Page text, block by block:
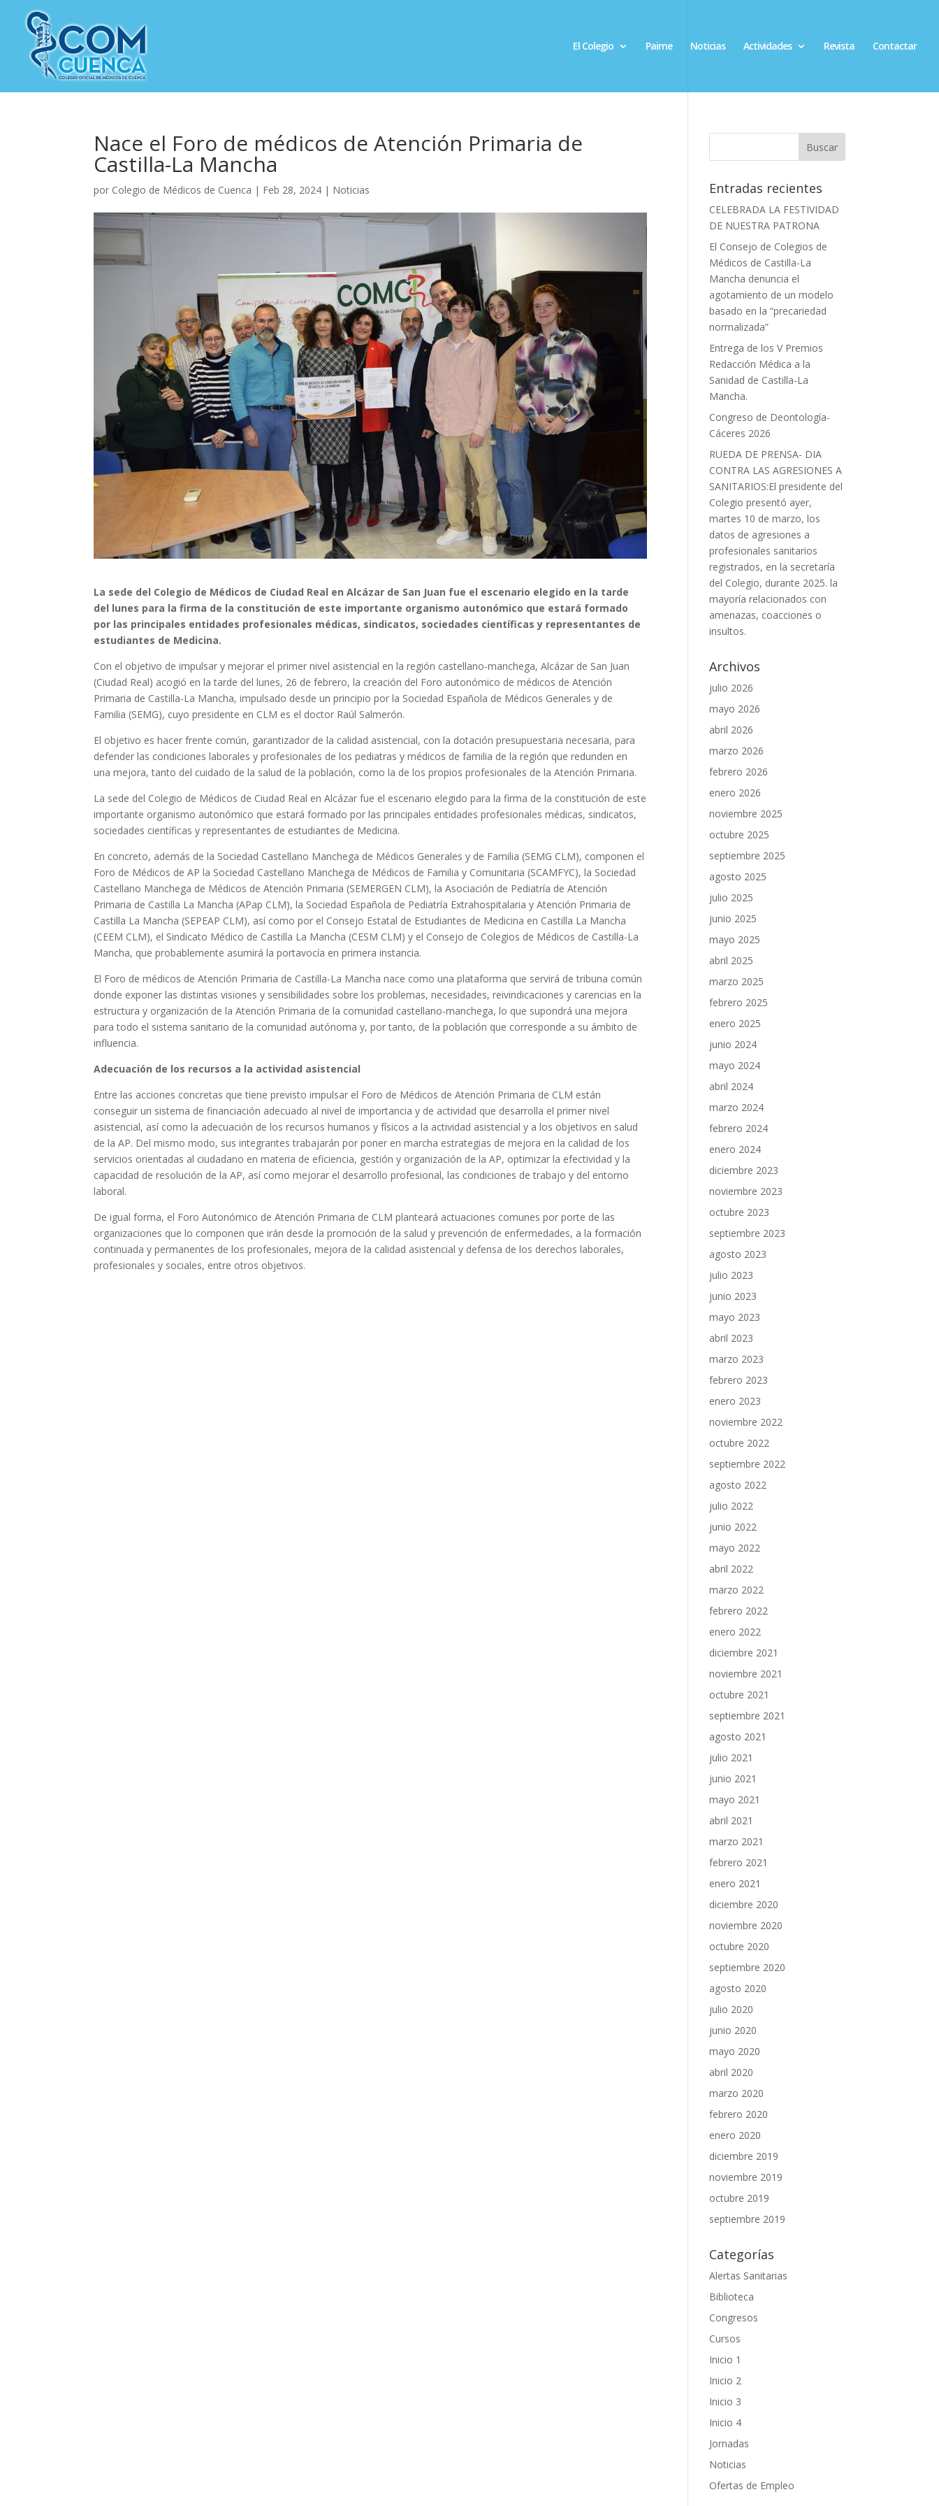
El Colegio Paime Noticias Actividades Revista Contactar
Nace el Foro de médicos de Atención Primaria de
Castilla-La Mancha
por Colegio de Médicos de Cuenca | Feb 28, 2024 | Noticias
La sede del Colegio de Médicos de Ciudad Real en Alcázar de San Juan fue el escenario elegido en la tarde
del lunes para la firma de la constitución de este importante organismo autonómico que estará formado
por las principales entidades profesionales médicas, sindicatos, sociedades científicas y representantes de
estudiantes de Medicina.
Con el objetivo de impulsar y mejorar el primer nivel asistencial en la región castellano-manchega, Alcázar de San Juan
(Ciudad Real) acogió en la tarde del lunes, 26 de febrero, la creación del Foro autonómico de médicos de Atención
Primaria de Castilla-La Mancha, impulsado desde un principio por la Sociedad Española de Médicos Generales y de
Familia (SEMG), cuyo presidente en CLM es el doctor Raúl Salmerón.
El objetivo es hacer frente común, garantizador de la calidad asistencial, con la dotación presupuestaria necesaria, para
defender las condiciones laborales y profesionales de los pediatras y médicos de familia de la región que redunden en
una mejora, tanto del cuidado de la salud de la población, como la de los propios profesionales de la Atención Primaria.
La sede del Colegio de Médicos de Ciudad Real en Alcázar fue el escenario elegido para la firma de la constitución de este
importante organismo autonómico que estará formado por las principales entidades profesionales médicas, sindicatos,
sociedades científicas y representantes de estudiantes de Medicina.
En concreto, además de la Sociedad Castellano Manchega de Médicos Generales y de Familia (SEMG CLM), componen el
Foro de Médicos de AP la Sociedad Castellano Manchega de Médicos de Familia y Comunitaria (SCAMFYC), la Sociedad
Castellano Manchega de Médicos de Atención Primaria (SEMERGEN CLM), la Asociación de Pediatría de Atención
Primaria de Castilla La Mancha (APap CLM), la Sociedad Española de Pediatría Extrahospitalaria y Atención Primaria de
Castilla La Mancha (SEPEAP CLM), así como por el Consejo Estatal de Estudiantes de Medicina en Castilla La Mancha
(CEEM CLM), el Sindicato Médico de Castilla La Mancha (CESM CLM) y el Consejo de Colegios de Médicos de Castilla-La
Mancha, que probablemente asumirá la portavocía en primera instancia.
El Foro de médicos de Atención Primaria de Castilla-La Mancha nace como una plataforma que servirá de tribuna común
donde exponer las distintas visiones y sensibilidades sobre los problemas, necesidades, reivindicaciones y carencias en la
estructura y organización de la Atención Primaria de la comunidad castellano-manchega, lo que supondrá una mejora
para todo el sistema sanitario de la comunidad autónoma y, por tanto, de la población que corresponde a su ámbito de
influencia.
Adecuación de los recursos a la actividad asistencial
Entre las acciones concretas que tiene previsto impulsar el Foro de Médicos de Atención Primaria de CLM están
conseguir un sistema de financiación adecuado al nivel de importancia y de actividad que desarrolla el primer nivel
asistencial, así como la adecuación de los recursos humanos y físicos a la actividad asistencial y a los objetivos en salud
de la AP. Del mismo modo, sus integrantes trabajarán por poner en marcha estrategias de mejora en la calidad de los
servicios orientadas al ciudadano en materia de eficiencia, gestión y organización de la AP, optimizar la efectividad y la
capacidad de resolución de la AP, así como mejorar el desarrollo profesional, las condiciones de trabajo y del entorno
laboral.
De igual forma, el Foro Autonómico de Atención Primaria de CLM planteará actuaciones comunes por porte de las
organizaciones que lo componen que irán desde la promoción de la salud y prevención de enfermedades, a la formación
continuada y permanentes de los profesionales, mejora de la calidad asistencial y defensa de los derechos laborales,
profesionales y sociales, entre otros objetivos.
Entradas recientes
CELEBRADA LA FESTIVIDAD
DE NUESTRA PATRONA
El Consejo de Colegios de
Médicos de Castilla-La
Mancha denuncia el
agotamiento de un modelo
basado en la “precariedad
normalizada”
Entrega de los V Premios
Redacción Médica a la
Sanidad de Castilla-La
Mancha.
Congreso de Deontología-
Cáceres 2026
RUEDA DE PRENSA- DIA
CONTRA LAS AGRESIONES A
SANITARIOS:El presidente del
Colegio presentó ayer,
martes 10 de marzo, los
datos de agresiones a
profesionales sanitarios
registrados, en la secretaría
del Colegio, durante 2025. la
mayoría relacionados con
amenazas, coacciones o
insultos.
Archivos
julio 2026
mayo 2026
abril 2026
marzo 2026
febrero 2026
enero 2026
noviembre 2025
octubre 2025
septiembre 2025
agosto 2025
julio 2025
junio 2025
mayo 2025
abril 2025
marzo 2025
febrero 2025
enero 2025
junio 2024
mayo 2024
abril 2024
marzo 2024
febrero 2024
enero 2024
diciembre 2023
noviembre 2023
octubre 2023
septiembre 2023
agosto 2023
julio 2023
junio 2023
mayo 2023
abril 2023
marzo 2023
febrero 2023
enero 2023
noviembre 2022
octubre 2022
septiembre 2022
agosto 2022
julio 2022
junio 2022
mayo 2022
abril 2022
marzo 2022
febrero 2022
enero 2022
diciembre 2021
noviembre 2021
octubre 2021
septiembre 2021
agosto 2021
julio 2021
junio 2021
mayo 2021
abril 2021
marzo 2021
febrero 2021
enero 2021
diciembre 2020
noviembre 2020
octubre 2020
septiembre 2020
agosto 2020
julio 2020
junio 2020
mayo 2020
abril 2020
marzo 2020
febrero 2020
enero 2020
diciembre 2019
noviembre 2019
octubre 2019
septiembre 2019
Categorías
Alertas Sanitarias
Biblioteca
Congresos
Cursos
Inicio 1
Inicio 2
Inicio 3
Inicio 4
Jornadas
Noticias
Ofertas de Empleo